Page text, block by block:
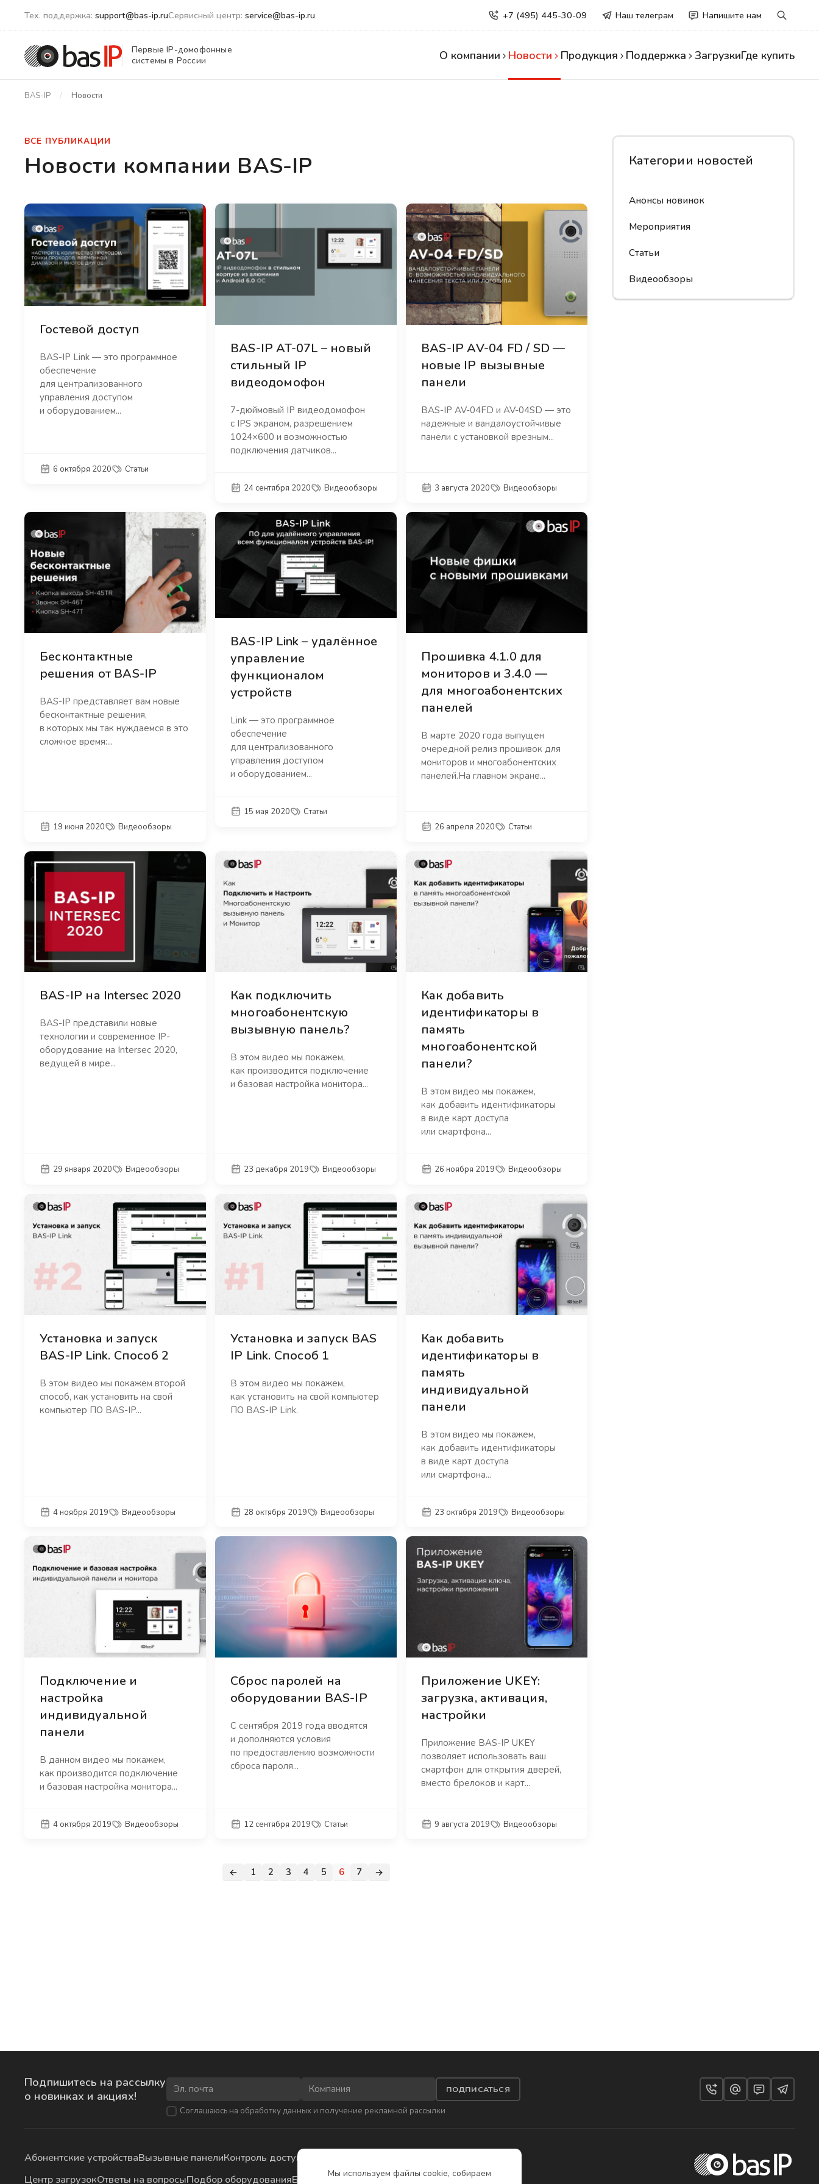
Тех. поддержка: support@bas-ip.ruСервисный центр: service@bas-ip.ru +7 (495) 445-30-09 Наш телеграм Напишите нам
Первые IP-домофонные
системы в России
О компании Новости Продукция Поддержка ЗагрузкиГде купить
BAS-IP Новости
ВСЕ ПУБЛИКАЦИИ
Новости компании BAS-IP
Гостевой доступ
BAS-IP Link — это программное
обеспечение
для централизованного
управления доступом
и оборудованием...
6 октября 2020 Статьи
BAS-IP AT-07L – новый
стильный IP
видеодомофон
7-дюймовый IP видеодомофон
с IPS экраном, разрешением
1024×600 и возможностью
подключения датчиков...
24 сентября 2020 Видеообзоры
BAS-IP AV-04 FD / SD —
новые IP вызывные
панели
BAS-IP AV-04FD и AV-04SD — это
надежные и вандалоустойчивые
панели с установкой врезным...
3 августа 2020 Видеообзоры
Бесконтактные
решения от BAS-IP
BAS-IP представляет вам новые
бесконтактные решения,
в которых мы так нуждаемся в это
сложное время:...
19 июня 2020 Видеообзоры
BAS-IP Link – удалённое
управление
функционалом
устройств
Link — это программное
обеспечение
для централизованного
управления доступом
и оборудованием...
15 мая 2020 Статьи
Прошивка 4.1.0 для
мониторов и 3.4.0 —
для многоабонентских
панелей
В марте 2020 года выпущен
очередной релиз прошивок для
мониторов и многоабонентских
панелей.На главном экране...
26 апреля 2020 Статьи
BAS-IP на Intersec 2020
BAS-IP представили новые
технологии и современное IP-
оборудование на Intersec 2020,
ведущей в мире...
29 января 2020 Видеообзоры
Как подключить
многоабонентскую
вызывную панель?
В этом видео мы покажем,
как производится подключение
и базовая настройка монитора...
23 декабря 2019 Видеообзоры
Как добавить
идентификаторы в
память
многоабонентской
панели?
В этом видео мы покажем,
как добавить идентификаторы
в виде карт доступа
или смартфона...
26 ноября 2019 Видеообзоры
Установка и запуск
BAS-IP Link. Способ 2
В этом видео мы покажем второй
способ, как установить на свой
компьютер ПО BAS-IP...
4 ноября 2019 Видеообзоры
Установка и запуск BAS
IP Link. Способ 1
В этом видео мы покажем,
как установить на свой компьютер
ПО BAS-IP Link.
28 октября 2019 Видеообзоры
Как добавить
идентификаторы в
память
индивидуальной
панели
В этом видео мы покажем,
как добавить идентификаторы
в виде карт доступа
или смартфона...
23 октября 2019 Видеообзоры
Подключение и
настройка
индивидуальной
панели
В данном видео мы покажем,
как производится подключение
и базовая настройка монитора...
4 октября 2019 Видеообзоры
Сброс паролей на
оборудовании BAS-IP
С сентября 2019 года вводятся
и дополняются условия
по предоставлению возможности
сброса пароля...
12 сентября 2019 Статьи
Приложение UKEY:
загрузка, активация,
настройки
Приложение BAS-IP UKEY
позволяет использовать ваш
смартфон для открытия дверей,
вместо брелоков и карт...
9 августа 2019 Видеообзоры
1 2 3 4 5 6 7
Категории новостей
Анонсы новинок
Мероприятия
Статьи
Видеообзоры
Подпишитесь на рассылку
о новинках и акциях!
ПОДПИСАТЬСЯ
Соглашаюсь на обработку данныхи получение рекламной рассылки
Абонентские устройстваВызывные панелиКонтроль доступа
Центр загрузокОтветы на вопросыПодбор оборудованияБесплатное обучение
Мы используем файлы cookie, собираем